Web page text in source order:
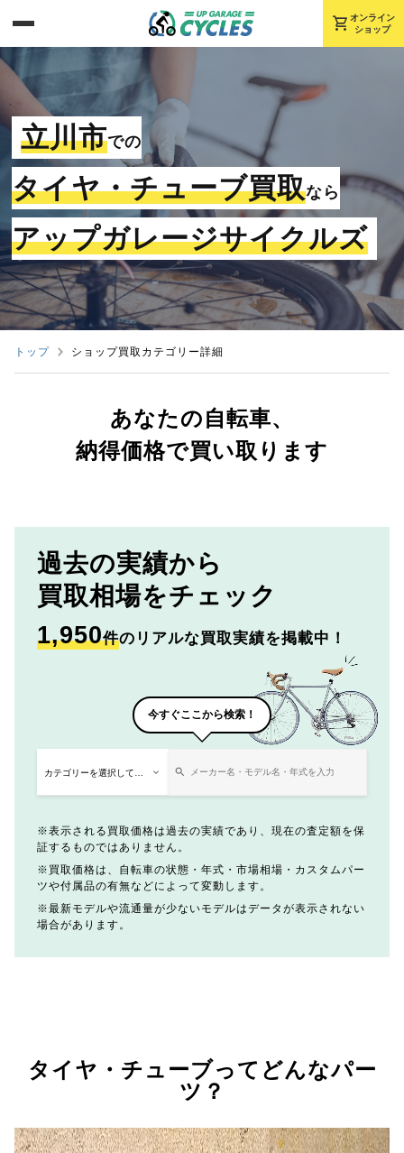
shopping_cart オンライン
ショップ
立川市での
タイヤ・チューブ買取なら
アップガレージサイクルズ
トップ ショップ買取カテゴリー詳細
あなたの自転車、
納得価格で買い取ります
過去の実績から
買取相場をチェック
1,950件のリアルな買取実績を掲載中！
今すぐここから検索！
表示される買取価格は過去の実績であり、現在の査定額を保
証するものではありません。
買取価格は、自転車の状態・年式・市場相場・カスタムパー
ツや付属品の有無などによって変動します。
最新モデルや流通量が少ないモデルはデータが表示されない
場合があります。
タイヤ・チューブってどんなパー
ツ？